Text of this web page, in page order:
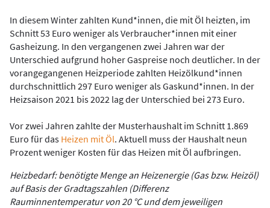
In diesem Winter zahlten Kund*innen, die mit Öl heizten, im
Schnitt 53 Euro weniger als Verbraucher*innen mit einer
Gasheizung. In den vergangenen zwei Jahren war der
Unterschied aufgrund hoher Gaspreise noch deutlicher. In der
vorangegangenen Heizperiode zahlten Heizölkund*innen
durchschnittlich 297 Euro weniger als Gaskund*innen. In der
Heizsaison 2021 bis 2022 lag der Unterschied bei 273 Euro.
Vor zwei Jahren zahlte der Musterhaushalt im Schnitt 1.869
Euro für das Heizen mit Öl. Aktuell muss der Haushalt neun
Prozent weniger Kosten für das Heizen mit Öl aufbringen.
Heizbedarf: benötigte Menge an Heizenergie (Gas bzw. Heizöl)
auf Basis der Gradtagszahlen (Differenz
Rauminnentemperatur von 20 °C und dem jeweiligen